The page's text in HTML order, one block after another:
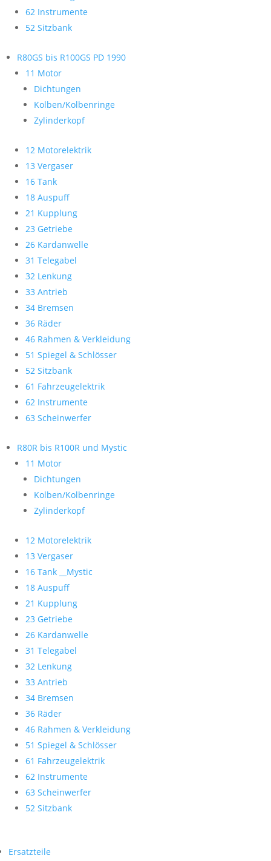
62 Instrumente
52 Sitzbank
R80GS bis R100GS PD 1990
11 Motor
Dichtungen
Kolben/Kolbenringe
Zylinderkopf
12 Motorelektrik
13 Vergaser
16 Tank
18 Auspuff
21 Kupplung
23 Getriebe
26 Kardanwelle
31 Telegabel
32 Lenkung
33 Antrieb
34 Bremsen
36 Räder
46 Rahmen & Verkleidung
51 Spiegel & Schlösser
52 Sitzbank
61 Fahrzeugelektrik
62 Instrumente
63 Scheinwerfer
R80R bis R100R und Mystic
11 Motor
Dichtungen
Kolben/Kolbenringe
Zylinderkopf
12 Motorelektrik
13 Vergaser
16 Tank __Mystic
18 Auspuff
21 Kupplung
23 Getriebe
26 Kardanwelle
31 Telegabel
32 Lenkung
33 Antrieb
34 Bremsen
36 Räder
46 Rahmen & Verkleidung
51 Spiegel & Schlösser
61 Fahrzeugelektrik
62 Instrumente
63 Scheinwerfer
52 Sitzbank
Ersatzteile